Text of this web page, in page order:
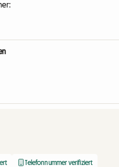
Telefonnummer verifiziert